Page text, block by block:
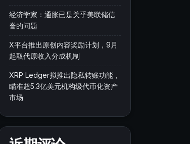
经济学家：通胀已是关乎美联储信
誉的问题
X平台推出原创内容奖励计划，9月
起取代原收入分成机制
XRP Ledger拟推出隐私转账功能，
瞄准超5.3亿美元机构级代币化资产
市场